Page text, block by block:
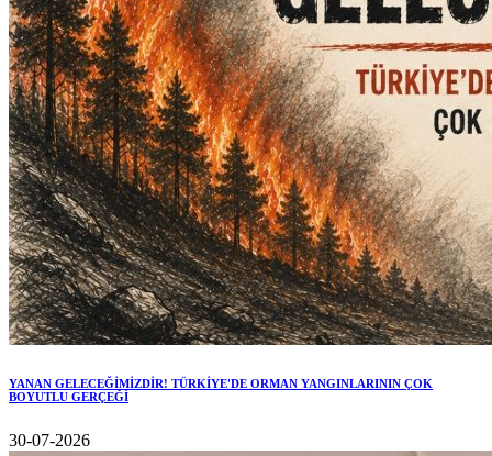
YANAN GELECEĞİMİZDİR! TÜRKİYE'DE ORMAN YANGINLARININ ÇOK
BOYUTLU GERÇEĞİ
30-07-2026